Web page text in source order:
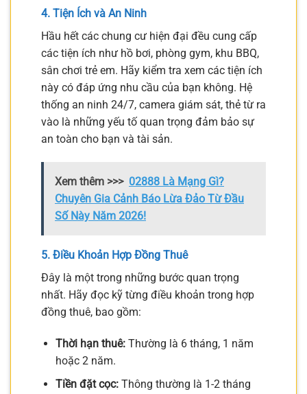
4. Tiện Ích và An Ninh
Hầu hết các chung cư hiện đại đều cung cấp
các tiện ích như hồ bơi, phòng gym, khu BBQ,
sân chơi trẻ em. Hãy kiểm tra xem các tiện ích
này có đáp ứng nhu cầu của bạn không. Hệ
thống an ninh 24/7, camera giám sát, thẻ từ ra
vào là những yếu tố quan trọng đảm bảo sự
an toàn cho bạn và tài sản.
Xem thêm >>> 02888 Là Mạng Gì?
Chuyên Gia Cảnh Báo Lừa Đảo Từ Đầu
Số Này Năm 2026!
5. Điều Khoản Hợp Đồng Thuê
Đây là một trong những bước quan trọng
nhất. Hãy đọc kỹ từng điều khoản trong hợp
đồng thuê, bao gồm:
Thời hạn thuê:Thường là 6 tháng, 1 năm
hoặc 2 năm.
Tiền đặt cọc:Thông thường là 1-2 tháng